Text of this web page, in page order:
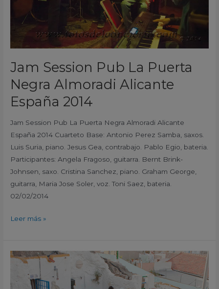
Jam Session Pub La Puerta
Negra Almoradi Alicante
España 2014
Jam Session Pub La Puerta Negra Almoradi Alicante
España 2014 Cuarteto Base: Antonio Perez Samba, saxos.
Luis Suria, piano. Jesus Gea, contrabajo. Pablo Egio, bateria.
Participantes: Angela Fragoso, guitarra. Bernt Brink-
Johnsen, saxo. Cristina Sanchez, piano. Graham George,
guitarra, Maria Jose Soler, voz. Toni Saez, bateria.
02/02/2014
España
Leer más »
Funtastic
Dixieland
Cueva